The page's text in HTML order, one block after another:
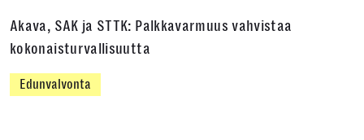
Akava, SAK ja STTK: Palkkavarmuus vahvistaa
kokonaisturvallisuutta
Edunvalvonta